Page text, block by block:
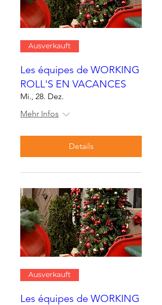
Ausverkauft
Les équipes de WORKING
ROLL'S EN VACANCES
Mi., 28. Dez.
Mehr Infos
Details
Ausverkauft
Les équipes de WORKING